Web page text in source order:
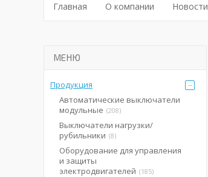
Главная О компании Новости
Продукция
Автоматические выключатели
модульные 208
Выключатели нагрузки/
рубильники 8
Оборудование для управления
и защиты
электродвигателей
185